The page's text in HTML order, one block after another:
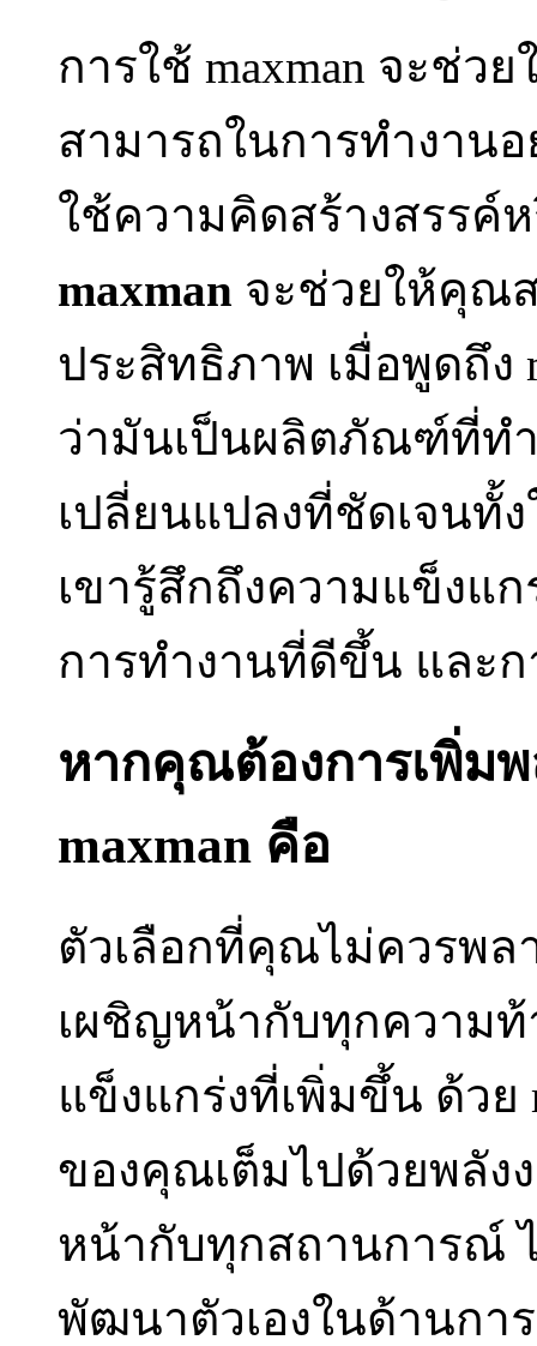
การใช้ maxman จะช่
สามารถในการทำงาน
ใช้ความคิดสร้างสรรค์
maxman จะช่วยให้คุณ
ประสิทธิภาพ เมื่อพูดถึง
ว่ามันเป็นผลิตภัณฑ์ที่ทำ
เปลี่ยนแปลงที่ชัดเจนทั้
เขารู้สึกถึงความแข็งแ
การทำงานที่ดีขึ้น และ
หากคุณต้องการเพิ่ม
maxman คือ
ตัวเลือกที่คุณไม่ควรพ
เผชิญหน้ากับทุกความ
แข็งแกร่งที่เพิ่มขึ้น ด้วย
ของคุณเต็มไปด้วยพลัง
หน้ากับทุกสถานการณ์
พัฒนาตัวเองในด้านกา